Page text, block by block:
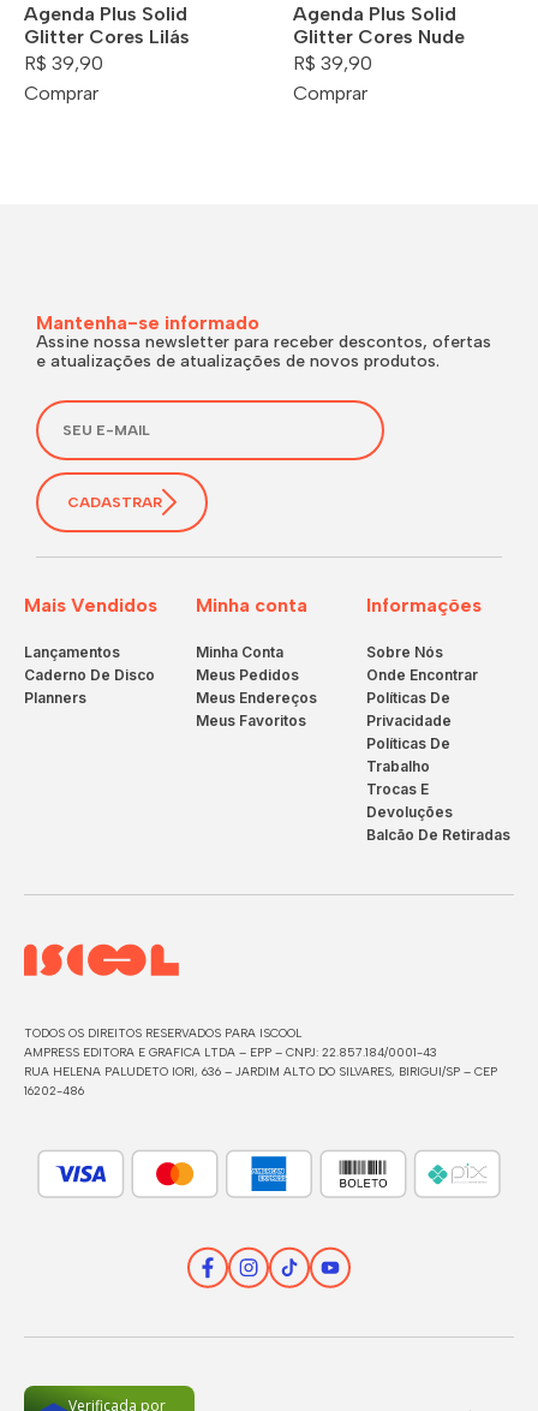
Agenda Plus Solid
Glitter Cores Lilás
R$ 39,90
Comprar
Agenda Plus Solid
Glitter Cores Nude
R$ 39,90
Comprar
Mais Vendidos
Lançamentos
Caderno De Disco
Planners
Minha conta
Minha Conta
Meus Pedidos
Meus Endereços
Meus Favoritos
Informações
Sobre Nós
Onde Encontrar
Políticas De
Privacidade
Políticas De
Trabalho
Trocas E
Devoluções
Balcão De Retiradas
Mantenha-se informado
Assine nossa newsletter para receber descontos, ofertas
e atualizações de atualizações de novos produtos.
CADASTRAR
TODOS OS DIREITOS RESERVADOS PARA ISCOOL
AMPRESS EDITORA E GRAFICA LTDA – EPP – CNPJ: 22.857.184/0001-43
RUA HELENA PALUDETO IORI, 636 – JARDIM ALTO DO SILVARES, BIRIGUI/SP – CEP
16202-486
Verificada por